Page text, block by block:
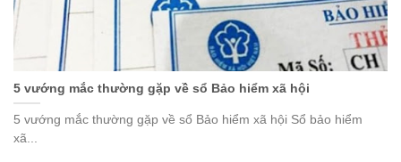
5 vướng mắc thường gặp về sổ Bảo hiểm xã hội
5 vướng mắc thường gặp về sổ Bảo hiểm xã hội Sổ bảo hiểm
xã...